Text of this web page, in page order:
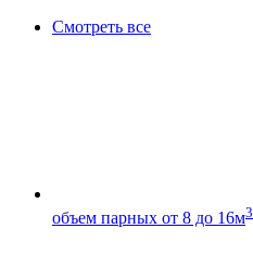
Смотреть все
объем парных от 8 до 16м3